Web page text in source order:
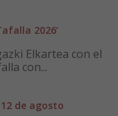
2026’
Elkartea con el
con...
de agosto